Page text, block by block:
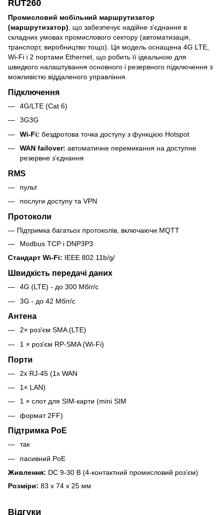
RUT260
Промисловий мобільний маршрутизатор
(маршрутизатор) , що забезпечує надійне з'єднання в
складних умовах промислового сектору (автоматизація,
транспорт, виробництво тощо). Ця модель оснащена 4G LTE,
Wi-Fi і 2 портами Ethernet, що робить її ідеальною для
швидкого налаштування основного і резервного підключення з
можливістю віддаленого управління.
Підключення
4G/LTE (Cat 6)
3G3G
Wi-Fi: бездротова точка доступу з функцією Hotspot
WAN failover: автоматичне перемикання на доступне
резервне з’єднання
RMS
пульт
послуги доступу та VPN
Протоколи
— Підтримка багатьох протоколів, включаючи MQTT
Modbus TCP і DNP3P3
Стандарт Wi-Fi: IEEE 802.11b/g/
Швидкість передачі даних
4G (LTE) - до 300 Мбіт/с
3G - до 42 Мбіт/с
Антена
2× роз'єм SMA (LTE)
1 × роз'єм RP-SMA (Wi-Fi)
Порти
2x RJ-45 (1x WAN
1× LAN)
1 × слот для SIM-карти (mini SIM
формат 2FF)
Підтримка PoE
так
пасивний PoE
Живлення: DC 9-30 В (4-контактний промисловий роз’єм)
Розміри: 83 x 74 x 25 мм
Відгуки